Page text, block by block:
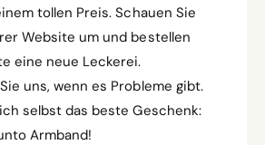
tollen Preis. Schauen Sie
Website um und bestellen
eine neue Leckerei.
uns, wenn es Probleme gibt.
selbst das beste Geschenk:
Armband!